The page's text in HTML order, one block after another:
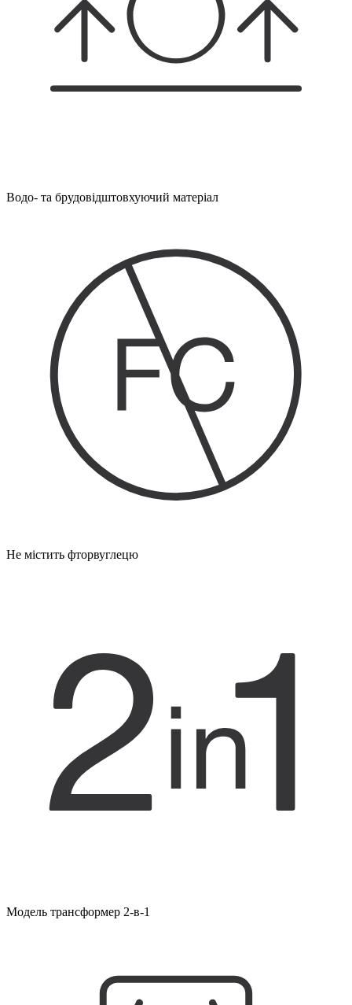
Водо- та брудовідштовхуючий матеріал
Не містить фторвуглецю
Модель трансформер 2-в-1